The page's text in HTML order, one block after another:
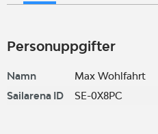
Personuppgifter
Namn
Max Wohlfahrt
Sailarena ID
SE-0X8PC